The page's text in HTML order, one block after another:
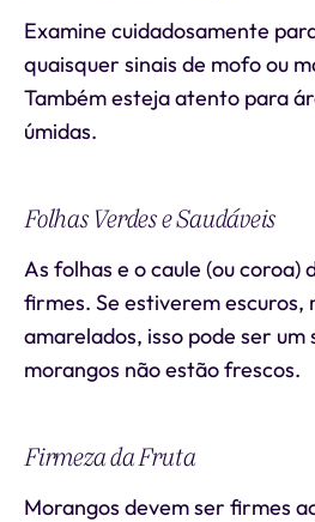
Examine cuidadosamente
quaisquer sinais de mofo ou
Também esteja atento para
úmidas.
Folhas Verdes e Saudáveis
As folhas e o caule (ou coroa)
firmes. Se estiverem escuros,
amarelados, isso pode ser um
morangos não estão frescos.
Firmeza da Fruta
Morangos devem ser firmes